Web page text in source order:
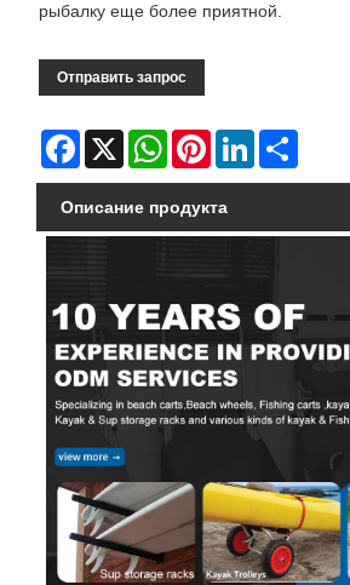
рыбалку еще более приятной.
Отправить запрос
Facebook
X WhatsAppPinterestLinkedIn
Описание продукта